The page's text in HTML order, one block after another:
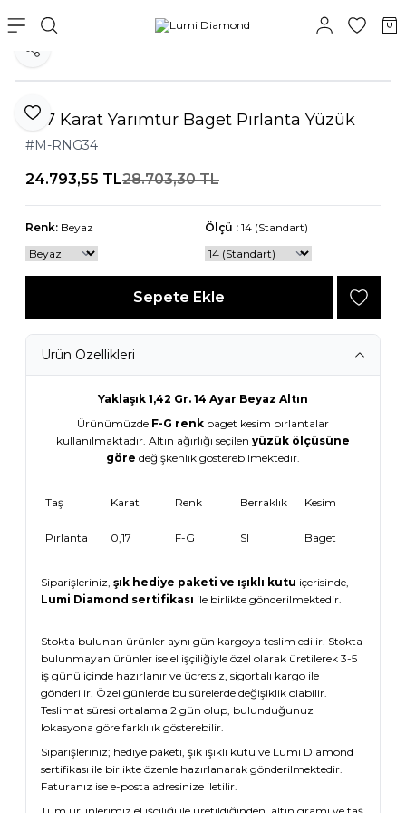
Favoriye Ekle
Paylaş
0,17 Karat Yarımtur Baget Pırlanta Yüzük
#M-RNG34
24.793,55 TL28.703,30TL
Renk: Beyaz Ölçü : 14 (Standart)
Sepete Ekle
Ürün Özellikleri
Yaklaşık 1,42 Gr. 14 Ayar Beyaz Altın
Ürünümüzde F-G renkbaget kesim pırlantalar
kullanılmaktadır. Altın ağırlığı seçilen yüzük ölçüsüne
göre değişkenlik gösterebilmektedir.
Taş Karat Renk Berraklık Kesim
Pırlanta 0,17 F-G SI Baget
Siparişleriniz, şık hediye paketi ve ışıklı kutu içerisinde,
Lumi Diamond sertifikası ile birlikte gönderilmektedir.
Stokta bulunan ürünler aynı gün kargoya teslim edilir. Stokta
bulunmayan ürünler ise el işçiliğiyle özel olarak üretilerek 3-5
iş günü içinde hazırlanır ve ücretsiz, sigortalı kargo ile
gönderilir. Özel günlerde bu sürelerde değişiklik olabilir.
Teslimat süresi ortalama 2 gün olup, bulunduğunuz
lokasyona göre farklılık gösterebilir.
Siparişleriniz; hediye paketi, şık ışıklı kutu ve Lumi Diamond
sertifikası ile birlikte özenle hazırlanarak gönderilmektedir.
Faturanız ise e-posta adresinize iletilir.